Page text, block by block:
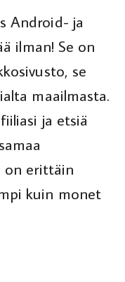
Android- ja
ilman! Se on
se
maailmasta.
ja etsiä
on erittäin
kuin monet